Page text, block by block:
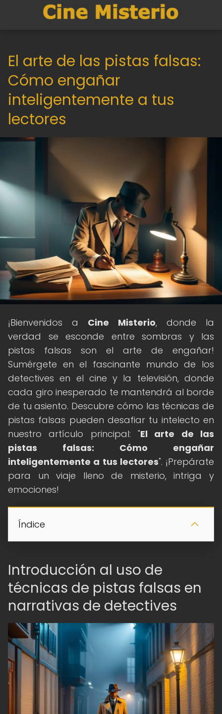
El arte de las pistas falsas:
Cómo engañar
inteligentemente a tus
lectores
¡Bienvenidos a Cine Misterio, donde la
verdad se esconde entre sombras y las
pistas falsas son el arte de engañar!
Sumérgete en el fascinante mundo de los
detectives en el cine y la televisión, donde
cada giro inesperado te mantendrá al borde
de tu asiento. Descubre cómo las técnicas de
pistas falsas pueden desafiar tu intelecto en
nuestro artículo principal: "El arte de las
pistas falsas: Cómo engañar
inteligentemente a tus lectores". ¡Prepárate
para un viaje lleno de misterio, intriga y
emociones!
Índice
Introducción al uso de
técnicas de pistas falsas en
narrativas de detectives